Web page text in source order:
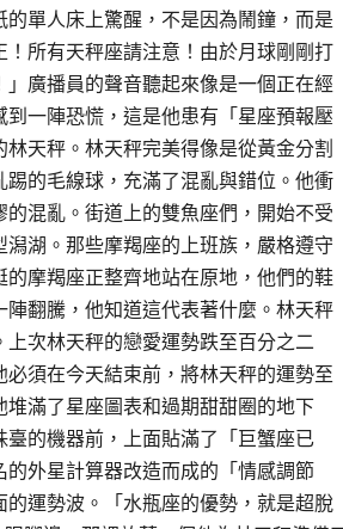
單人床上驚醒，不是因為鬧鐘，而是
所有天秤座請注意！由於月球剛剛打
廣播員的聲音聽起來像是一個正在經
一陣恐慌，這是他患有「星座預報壓
天秤。林天秤完美得像是從黃金分割
踢的毛線球，充滿了混亂與錯位。他衝
混亂。街道上的雙魚座們，開始不受
湖。那些摩羯座的上班族，嚴格遵守
摩羯座正整齊地站在原地，他們的鞋
翻騰，他知道這代表著什麼。林天秤
次林天秤的戀愛運勢跌至百分之二
須在今天結束前，將林天秤的運勢至
滿了星座圖表和過期甜甜圈的地下
的機器前，上面貼滿了「巨蟹座已
外星計算器改造而成的「情感調節
的運勢波。「水瓶座的優勢，就是超脫